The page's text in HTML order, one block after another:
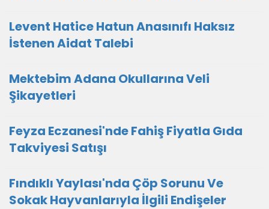
Levent Hatice Hatun Anasınıfı Haksız
İstenen Aidat Talebi
Mektebim Adana Okullarına Veli
Şikayetleri
Feyza Eczanesi'nde Fahiş Fiyatla Gıda
Takviyesi Satışı
Fındıklı Yaylası'nda Çöp Sorunu Ve
Sokak Hayvanlarıyla İlgili Endişeler